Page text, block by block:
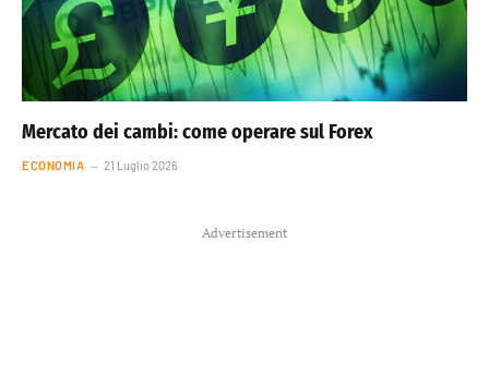
Mercato dei cambi: come operare sul Forex
ECONOMIA 21 Luglio 2026
Advertisement